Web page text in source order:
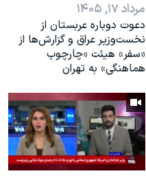
مرداد ۱۷, ۱۴۰۵
دعوت دوباره عربستان از
نخست‌وزیر عراق و گزارش‌ها از
«سفر» هیئت «چارچوب
هماهنگی» به تهران